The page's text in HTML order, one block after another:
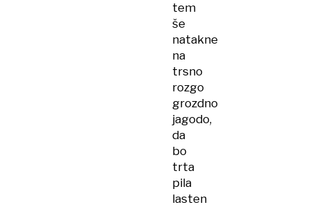
tem
še
natakne
na
trsno
rozgo
grozdno
jagodo,
da
bo
trta
pila
lasten